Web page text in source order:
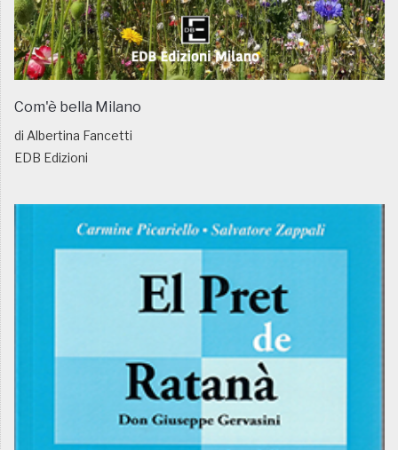
Com'è bella Milano
di Albertina Fancetti
EDB Edizioni